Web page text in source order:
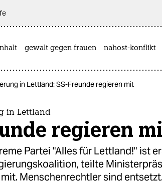
gewalt gegen frauen nahost-konflikt
in Lettland: SS-Freunde regieren mit
in Lettland
regieren
Partei "Alles für Lettland!" ist
teilte
Menschenrechtler sind entsetzt.